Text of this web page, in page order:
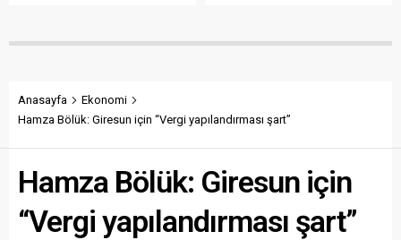
“Üreticinin alın terini yabancı
attıklarını belirterek iş
olmaya çağırdı.
Anasayfa
Ekonomi
Hamza Bölük: Giresun için “Vergi yapılandırması şart”
Hamza Bölük: Giresun için
“Vergi yapılandırması şart”